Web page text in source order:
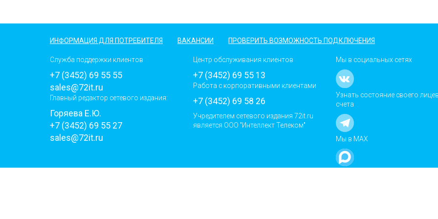
ИНФОРМАЦИЯ ДЛЯ ПОТРЕБИТЕЛЯ ВАКАНСИИ ПРОВЕРИТЬ ВОЗМОЖНОСТЬ ПОДКЛЮЧЕНИЯ
Служба поддержки клиентов
+7 (3452) 69 55 55
sales@72it.ru
Главный редактор сетевого издания:
Горяева Е.Ю.
+7 (3452) 69 55 27
sales@72it.ru
Центр обслуживания клиентов
+7 (3452) 69 55 13
Работа с корпоративными клиентами
+7 (3452) 69 58 26
Учредителем сетевого издания 72it.ru
является ООО "Интеллект Телеком"
Мы в социальных сетях
Узнать состояние своего
счета
Мы в MAX